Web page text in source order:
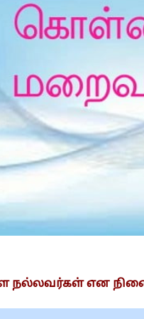
நல்லவர்கள் என